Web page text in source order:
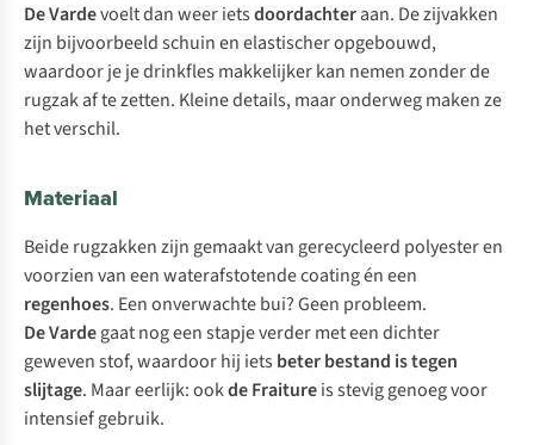
De Vardevoelt dan weer ietsdoordachteraan. De zijvakken
zijn bijvoorbeeld schuin en elastischer opgebouwd,
waardoor je je drinkfles makkelijker kan nemen zonder de
rugzak af te zetten. Kleine details, maar onderweg maken ze
het verschil.
Materiaal
Beide rugzakken zijn gemaakt van gerecycleerd polyester en
voorzien van een waterafstotende coating én een
regenhoes. Een onverwachte bui? Geen probleem.
De Vardegaat nog een stapje verder met een dichter
geweven stof, waardoor hij iets beter bestand is tegen
slijtage. Maar eerlijk: ookde Fraitureis stevig genoeg voor
intensief gebruik.